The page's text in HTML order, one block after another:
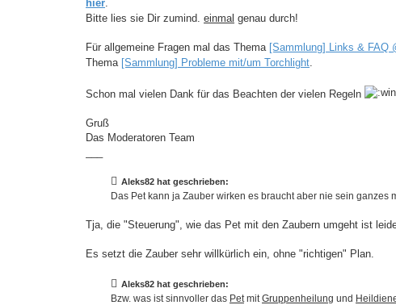
hier
Bitte lies sie Dir zumind. einmal genau durch!
Für allgemeine Fragen mal das Thema [Sammlung] Links & FAQ
Thema [Sammlung] Probleme mit/um Torchlight
Schon mal vielen Dank für das Beachten der vielen Regeln
Gruß
Das Moderatoren Team
Aleks82 hat geschrieben:
Das Pet kann ja Zauber wirken es braucht aber nie sein ganzes
Tja, die "Steuerung", wie das Pet mit den Zaubern umgeht ist
Es setzt die Zauber sehr willkürlich ein, ohne "richtigen" Plan.
Aleks82 hat geschrieben:
Bzw. was ist sinnvoller das Pet mit Gruppenheilung und